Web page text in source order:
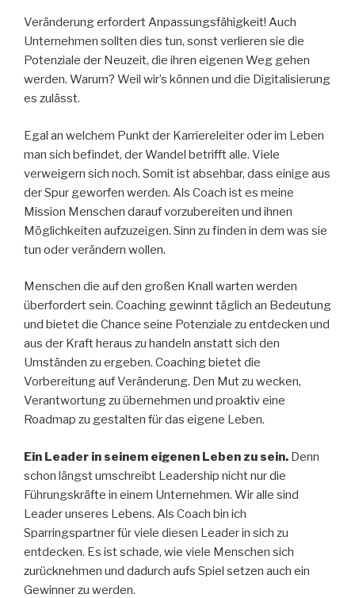
Veränderung erfordert Anpassungsfähigkeit! Auch
Unternehmen sollten dies tun, sonst verlieren sie die
Potenziale der Neuzeit, die ihren eigenen Weg gehen
werden. Warum? Weil wir’s können und die Digitalisierung
es zulässt.
Egal an welchem Punkt der Karriereleiter oder im Leben
man sich befindet, der Wandel betrifft alle. Viele
verweigern sich noch. Somit ist absehbar, dass einige aus
der Spur geworfen werden. Als Coach ist es meine
Mission Menschen darauf vorzubereiten und ihnen
Möglichkeiten aufzuzeigen. Sinn zu finden in dem was sie
tun oder verändern wollen.
Menschen die auf den großen Knall warten werden
überfordert sein. Coaching gewinnt täglich an Bedeutung
und bietet die Chance seine Potenziale zu entdecken und
aus der Kraft heraus zu handeln anstatt sich den
Umständen zu ergeben. Coaching bietet die
Vorbereitung auf Veränderung. Den Mut zu wecken,
Verantwortung zu übernehmen und proaktiv eine
Roadmap zu gestalten für das eigene Leben.
Ein Leader in seinem eigenen Leben zu sein. Denn
schon längst umschreibt Leadership nicht nur die
Führungskräfte in einem Unternehmen. Wir alle sind
Leader unseres Lebens. Als Coach bin ich
Sparringspartner für viele diesen Leader in sich zu
entdecken. Es ist schade, wie viele Menschen sich
zurücknehmen und dadurch aufs Spiel setzen auch ein
Gewinner zu werden.